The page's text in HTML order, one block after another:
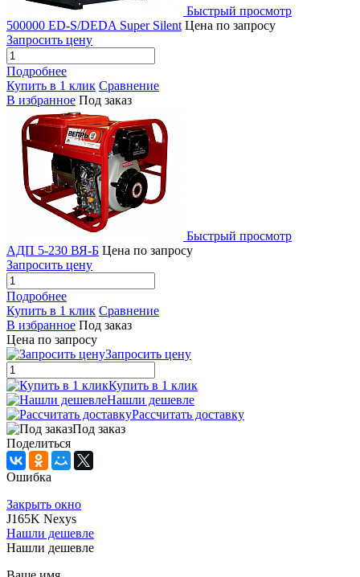
Быстрый просмотр
500000 ED-S/DEDA Super Silent Цена по запросу
Запросить цену
Подробнее
Купить в 1 клик Сравнение
В избранное Под заказ
Быстрый просмотр
АДП 5-230 ВЯ-Б Цена по запросу
Запросить цену
Подробнее
Купить в 1 клик Сравнение
В избранное Под заказ
Цена по запросу
Запросить цену
Купить в 1 клик
Нашли дешевле
Рассчитать доставку
Под заказ
Поделиться
Ошибка
Закрыть окно
J165K Nexys
Нашли дешевле
Нашли дешевле